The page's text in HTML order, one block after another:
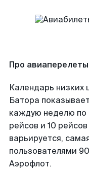
Про
Календарь низких
Батора
каждую неделю по
рейсов и 10
варьируется,
пользователями
Аэрофлот.